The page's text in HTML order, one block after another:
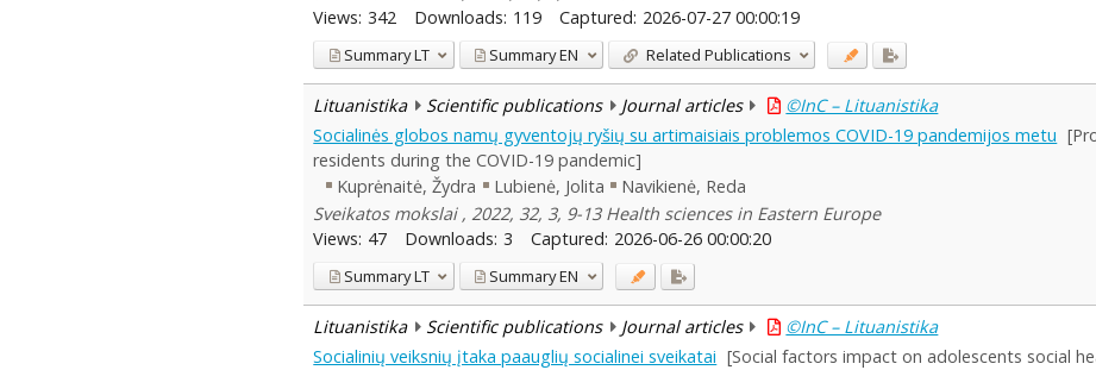
Views: 342 Downloads: 119 Captured: 2026-07-27 00:00:19
SummaryLT SummaryEN Related Publications
Lituanistika Scientific publications Journal articles ©InC – Lituanistika
Socialinės globos namų gyventojų ryšių su artimaisiais problemos COVID-19 pandemijos metu
residents during the COVID-19 pandemic]
Kuprėnaitė, Žydra
Lubienė, Jolita
Navikienė, Reda
Sveikatos mokslai , 2022, 32, 3, 9-13 Health sciences in Eastern Europe
Views: 47 Downloads: 3 Captured: 2026-06-26 00:00:20
SummaryLT SummaryEN
Lituanistika Scientific publications Journal articles ©InC – Lituanistika
Socialinių veiksnių įtaka paauglių socialinei sveikatai [Social factors impact on adolescents social